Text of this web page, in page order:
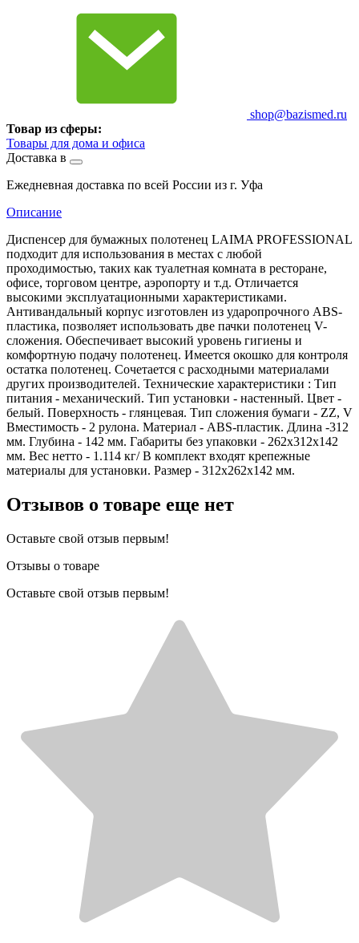
shop@bazismed.ru
Товар из сферы:
Товары для дома и офиса
Доставка в
Ежедневная доставка по всей России из г. Уфа
Описание
Диспенсер для бумажных полотенец LAIMA PROFESSIONAL
подходит для использования в местах с любой
проходимостью, таких как туалетная комната в ресторане,
офисе, торговом центре, аэропорту и т.д. Отличается
высокими эксплуатационными характеристиками.
Антивандальный корпус изготовлен из ударопрочного ABS-
пластика, позволяет использовать две пачки полотенец V-
сложения. Обеспечивает высокий уровень гигиены и
комфортную подачу полотенец. Имеется окошко для контроля
остатка полотенец. Сочетается с расходными материалами
других производителей. Технические характеристики : Тип
питания - механический. Тип установки - настенный. Цвет -
белый. Поверхность - глянцевая. Тип сложения бумаги - ZZ, V
Вместимость - 2 рулона. Материал - ABS-пластик. Длина -312
мм. Глубина - 142 мм. Габариты без упаковки - 262х312х142
мм. Вес нетто - 1.114 кг/ В комплект входят крепежные
материалы для установки. Размер - 312х262х142 мм.
Отзывов о товаре еще нет
Оставьте свой отзыв первым!
Отзывы о товаре
Оставьте свой отзыв первым!